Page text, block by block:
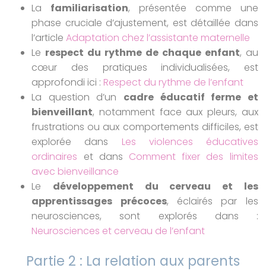
La familiarisation, présentée comme une
phase cruciale d’ajustement, est détaillée dans
l’articleAdaptation chez l’assistante maternelle
Le respect du rythme de chaque enfant, au
cœur des pratiques individualisées, est
approfondi ici : Respect du rythme de l’enfant
La question d’un cadre éducatif ferme et
bienveillant, notamment face aux pleurs, aux
frustrations ou aux comportements difficiles, est
explorée dans Les violences éducatives
ordinaires et dans Comment fixer des limites
avec bienveillance
Le développement du cerveau et les
apprentissages précoces, éclairés par les
neurosciences, sont explorés dans :
Neurosciences et cerveau de l’enfant
Partie 2 : La relation aux parents